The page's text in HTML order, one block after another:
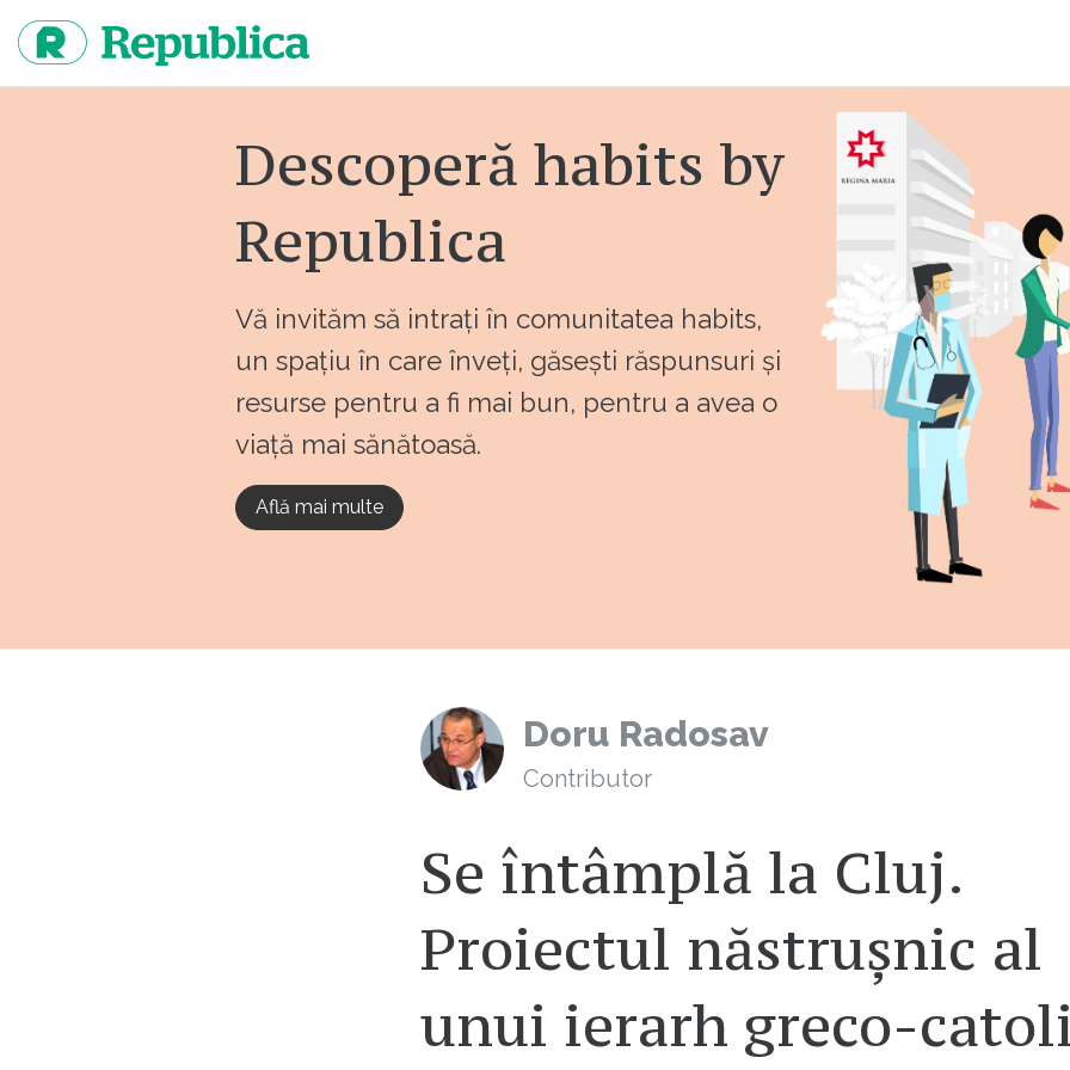
continut
Descoperă habits by
Republica
Vă invităm să intrați în comunitatea habits,
un spațiu în care înveți, găsești răspunsuri și
resurse pentru a fi mai bun, pentru a avea o
viață mai sănătoasă.
Află mai multe
Doru Radosav
Contributor
Se întâmplă la Cluj.
Proiectul năstrușnic al
unui ierarh greco-